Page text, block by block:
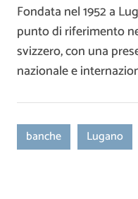
Fondata nel 1952 a
punto di riferimento
svizzero, con una
nazionale e
banche Lugano